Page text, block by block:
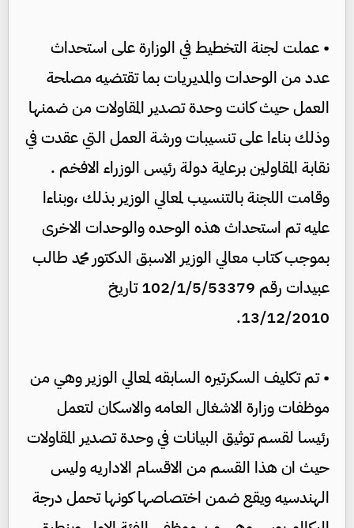
• عملت لجنة التخطيط في الوزارة على استحداث
عدد من الوحدات والمديريات بما تقتضيه مصلحة
العمل حيث كانت وحدة تصدير المقاولات من ضمنها
وذلك بناءا على تنسيبات ورشة العمل التي عقدت في
نقابة المقاولين برعاية دولة رئيس الوزراء الافخم .
وقامت اللجنة بالتنسيب لمعالي الوزير بذلك ،وبناءا
عليه تم استحداث هذه الوحده والوحدات الاخرى
بموجب كتاب معالي الوزير الاسبق الدكتور محمد طالب
عبيدات رقم 102/1/5/53379 تاريخ
13/12/2010.
• تم تكليف السكرتيره السابقه لمعالي الوزير وهي من
موظفات وزارة الاشغال العامه والاسكان لتعمل
رئيسا لقسم توثيق البيانات في وحدة تصدير المقاولات
حيث ان هذا القسم من الاقسام الاداريه وليس
الهندسيه ويقع ضمن اختصاصها كونها تحمل درجة